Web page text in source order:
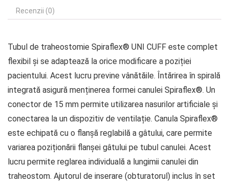
Recenzii (0)
Tubul de traheostomie Spiraflex® UNI CUFF este complet
flexibil și se adaptează la orice modificare a poziției
pacientului. Acest lucru previne vânătăile. Întărirea în spirală
integrată asigură menținerea formei canulei Spiraflex®. Un
conector de 15 mm permite utilizarea nasurilor artificiale și
conectarea la un dispozitiv de ventilație. Canula Spiraflex®
este echipată cu o flanșă reglabilă a gâtului, care permite
variarea poziționării flanșei gâtului pe tubul canulei. Acest
lucru permite reglarea individuală a lungimii canulei din
traheostom. Ajutorul de inserare (obturatorul) inclus în set